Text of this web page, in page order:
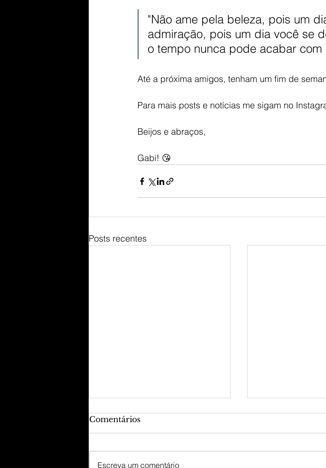
"Não ame pela beleza, pois um
admiração, pois um dia você se
o tempo nunca pode acabar
Até a próxima amigos, tenham um fim de
Para mais posts e notícias me sigam no
Beijos e abraços,
Gabi! 😘
Posts recentes
Comentários
Escreva um comentário